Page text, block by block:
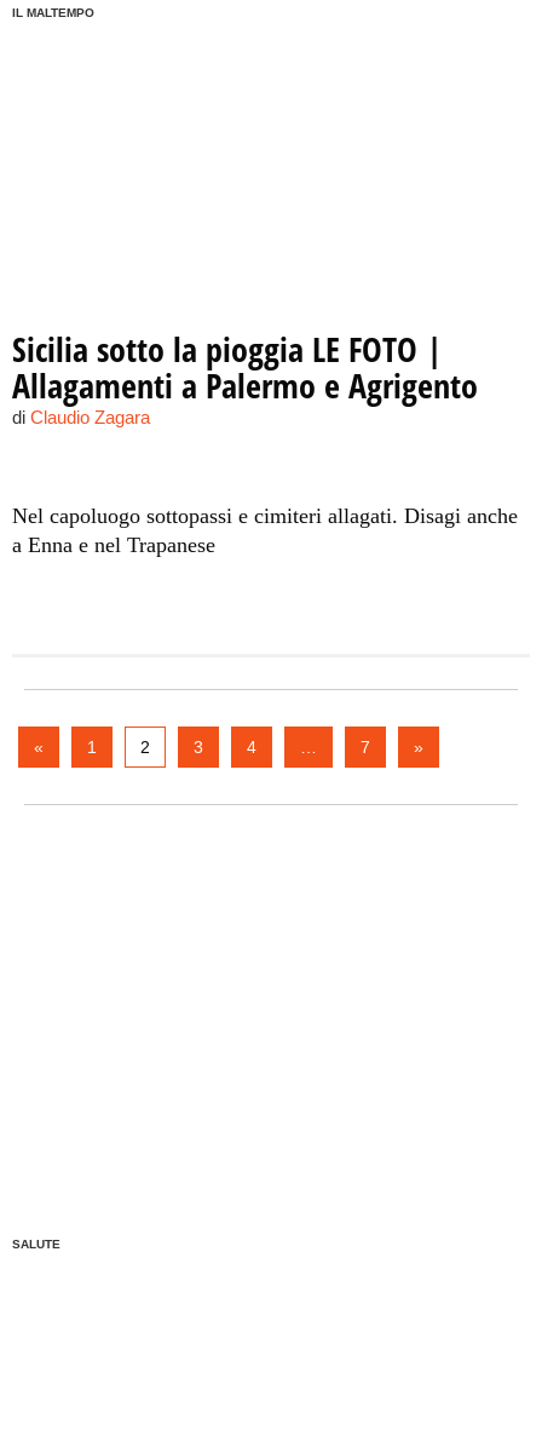
IL MALTEMPO
Sicilia sotto la pioggia LE FOTO |
Allagamenti a Palermo e Agrigento
di Claudio Zagara
Nel capoluogo sottopassi e cimiteri allagati. Disagi anche
a Enna e nel Trapanese
« 1 2 3 4 7 »
SALUTE